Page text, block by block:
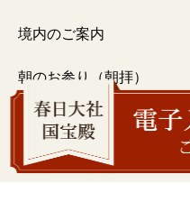
春日大社社伝神楽
春日大社禰宜座狂言
ご由緒
基本情報
御札・御守
境内のご案内
境内のご案内について
御本社（大宮）回廊内
一之鳥居〜御本社（大宮）
朝のお参り（朝拝）
ご祈祷
ご祈祷について
結婚式